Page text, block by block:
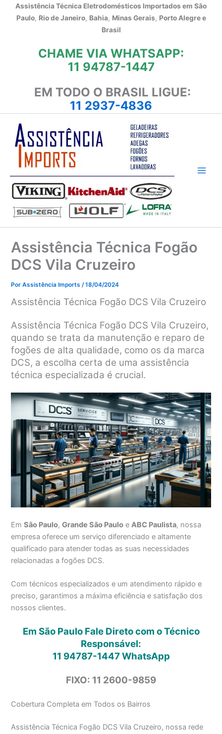
Assistência Técnica Eletrodomésticos Importados em São
Paulo, Rio de Janeiro, Bahia, Minas Gerais, Porto Alegre e
Brasil
CHAME VIA WHATSAPP:
11 94787-1447
EM TODO O BRASIL LIGUE:
11 2937-4836
Assistência Técnica Fogão
DCS Vila Cruzeiro
PorAssistência Imports/18/04/2024
Assistência Técnica Fogão DCS Vila Cruzeiro
Assistência Técnica Fogão DCS Vila Cruzeiro,
quando se trata da manutenção e reparo de
fogões de alta qualidade, como os da marca
DCS, a escolha certa de uma assistência
técnica especializada é crucial.
EmSão Paulo,Grande São Paulo eABC Paulista, nossa
empresa oferece um serviço diferenciado e altamente
qualificado para atender todas as suas necessidades
relacionadas a fogões DCS.
Com técnicos especializados e um atendimento rápido e
preciso, garantimos a máxima eficiência e satisfação dos
nossos clientes.
Em São Paulo Fale Direto com o Técnico
Responsável:
11 94787-1447WhatsApp
FIXO: 11 2600-9859
Cobertura Completa em Todos os Bairros
Assistência Técnica Fogão DCS Vila Cruzeiro, nossa rede